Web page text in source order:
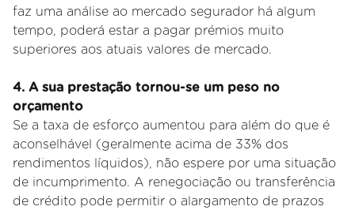
faz uma análise ao mercado segurador há algum
tempo, poderá estar a pagar prémios muito
superiores aos atuais valores de mercado.
4. A sua prestação tornou-se um peso no
orçamento
Se a taxa de esforço aumentou para além do que é
aconselhável (geralmente acima de 33% dos
rendimentos líquidos), não espere por uma situação
de incumprimento. A renegociação ou transferência
de crédito pode permitir o alargamento de prazos